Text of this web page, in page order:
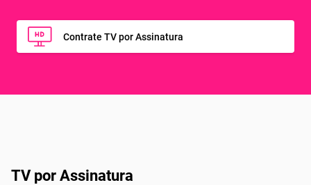
Contrate TV por Assinatura
TV por Assinatura